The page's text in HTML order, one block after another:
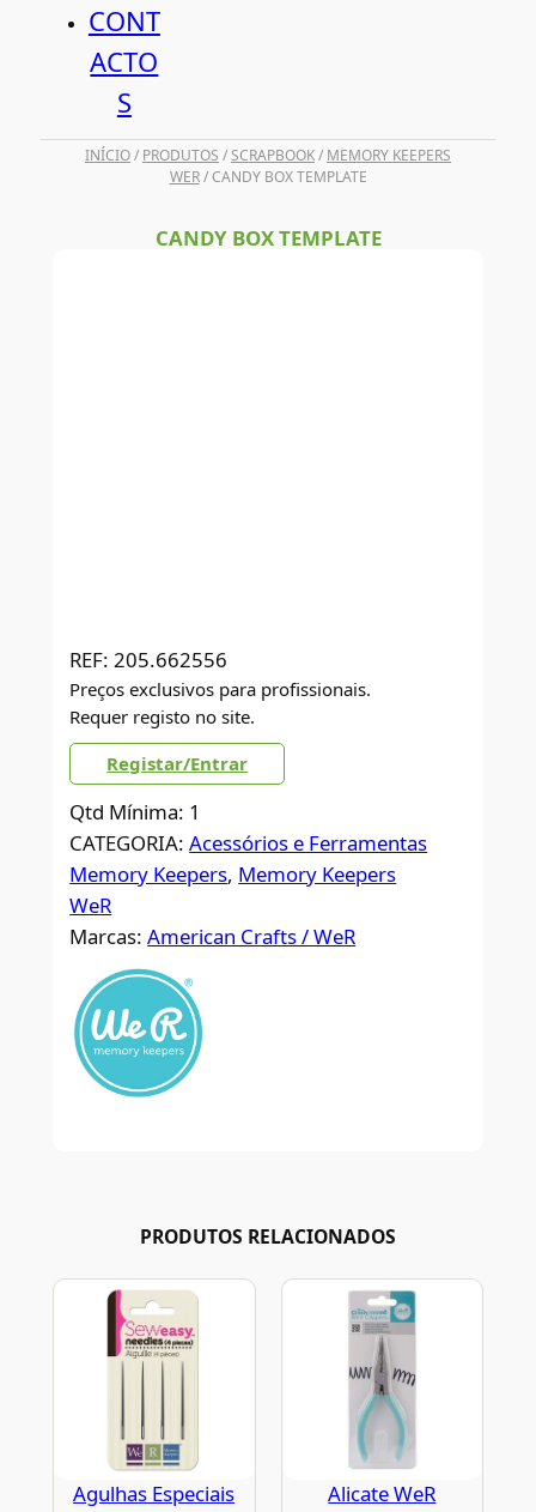
CONT
ACTO
S
INÍCIO/ PRODUTOS /SCRAPBOOK/ MEMORY KEEPERS
WER/ CANDY BOX TEMPLATE
CANDY BOX TEMPLATE
REF: 205.662556
Preços exclusivos para profissionais.
Requer registo no site.
Registar/Entrar
Qtd Mínima: 1
CATEGORIA:Acessórios e Ferramentas
Memory Keepers, Memory Keepers
WeR
Marcas:American Crafts / WeR
PRODUTOS RELACIONADOS
Agulhas Especiais Alicate WeR